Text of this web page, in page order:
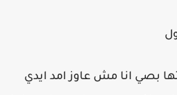
بصي انا مش عاوز امد ايدي